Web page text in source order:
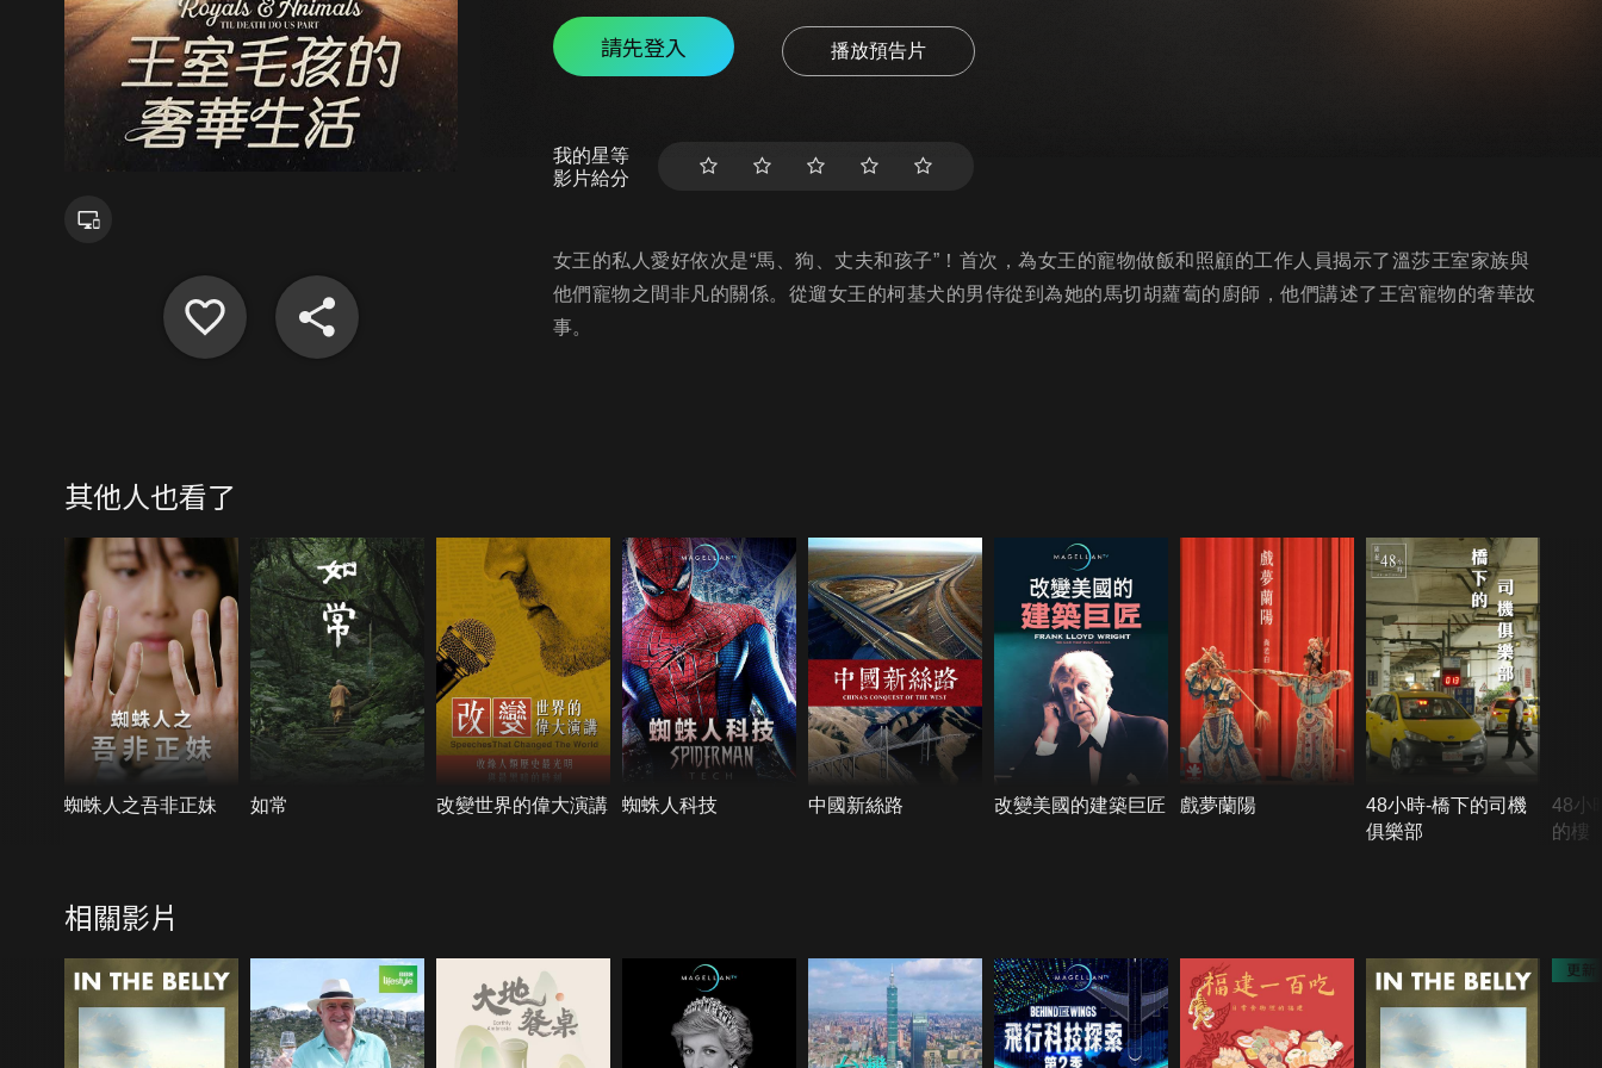
請先登入 播放預告片
我的星等
影片給分
女王的私人愛好依次是“馬、狗、丈夫和孩子”！首次，為女王的寵物做飯和照顧的工作人員揭示了溫莎王室家族與
他們寵物之間非凡的關係。從遛女王的柯基犬的男侍從到為她的馬切胡蘿蔔的廚師，他們講述了王宮寵物的奢華故
事。
其他人也看了
蜘蛛人之吾非正妹 如常 改變世界的偉大演講 蜘蛛人科技 中國新絲路 改變美國的建築巨匠 戲夢蘭陽
48小時-橋下的司機
俱樂部
48小
的樓
相關影片